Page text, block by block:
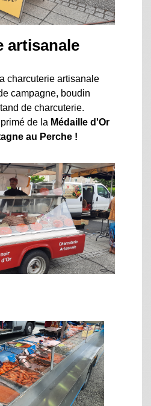
artisanale
charcuterie artisanale
campagne, boudin
de charcuterie.
de la Médaille d'Or
au Perche !